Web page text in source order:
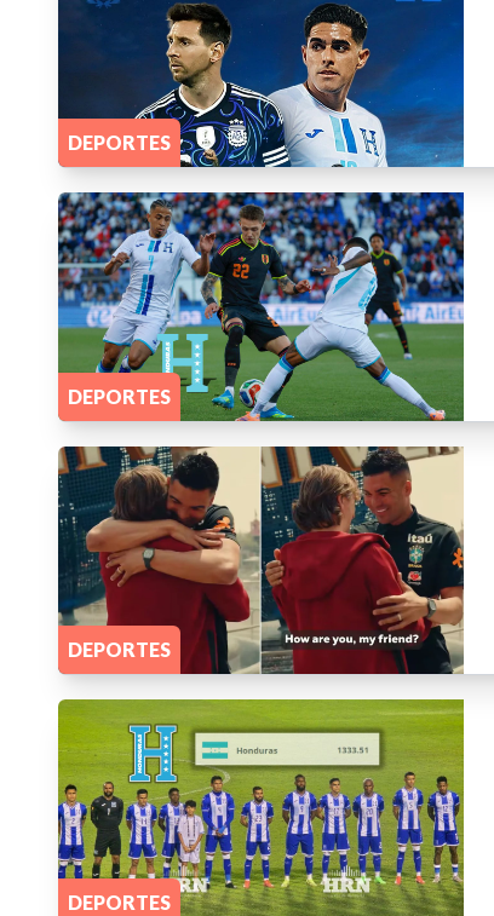
DEPORTES
DEPORTES
DEPORTES
DEPORTES